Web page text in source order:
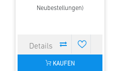
Neubestellungen)
KAUFEN